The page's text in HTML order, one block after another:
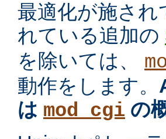
最適化が施さ
れている追加の
を除いては、
動作をします。
は mod_cgi の